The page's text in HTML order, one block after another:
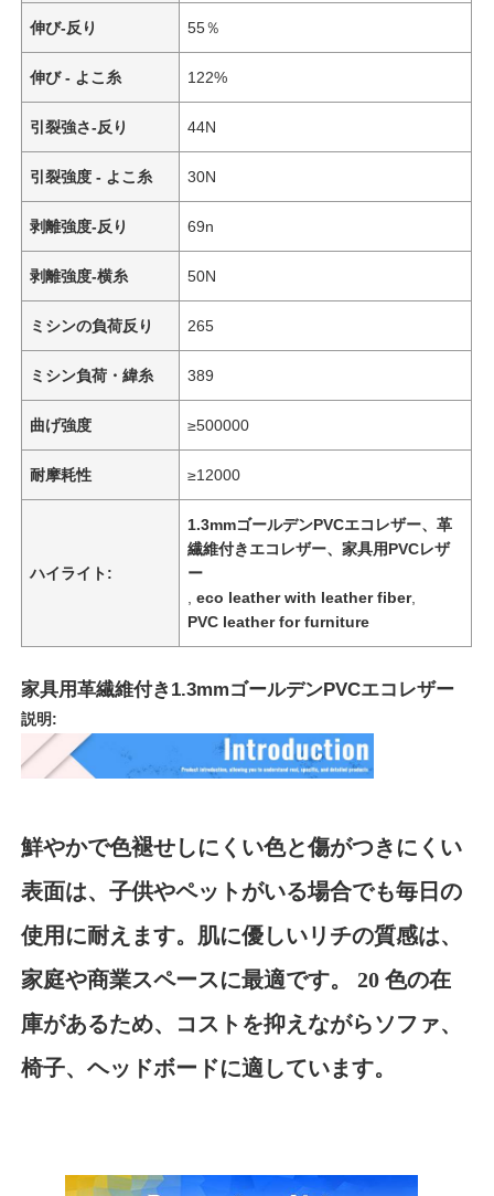
ビデオ
私たちについて
工場見学
品質管理
お問い合わせ
ソファ革素材
伸び-反り 55％
伸び - よこ糸 122%
引裂強さ-反り 44N
引裂強度 - よこ糸 30N
剥離強度-反り 69n
剥離強度-横糸 50N
ミシンの負荷反り 265
ミシン負荷・緯糸 389
曲げ強度 ≥500000
耐摩耗性 ≥12000
ハイライト:
1.3mmゴールデンPVCエコレザー、革
繊維付きエコレザー、家具用PVCレザ
ー
,eco leather with leather fiber,
PVC leather for furniture
家具用革繊維付き1.3mmゴールデンPVCエコレザー
説明:
鮮やかで色褪せしにくい色と傷がつきにくい
表面は、子供やペットがいる場合でも毎日の
使用に耐えます。肌に優しいリチの質感は、
家庭や商業スペースに最適です。 20 色の在
庫があるため、コストを抑えながらソファ、
椅子、ヘッドボードに適しています。